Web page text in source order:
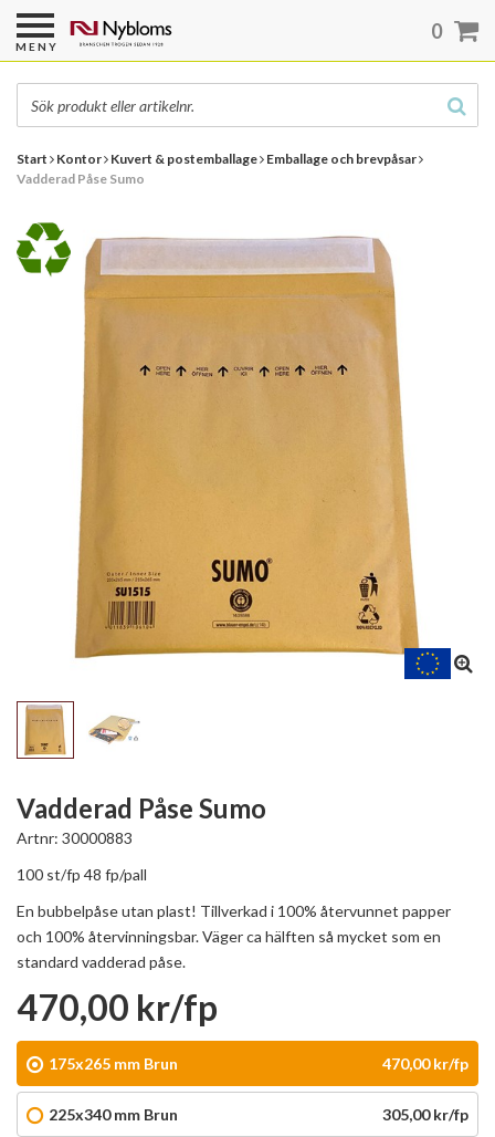
Start Kontor Kuvert & postemballage Emballage och brevpåsar
Vadderad Påse Sumo
Vadderad Påse Sumo
Artnr: 30000883
100 st/fp 48 fp/pall
En bubbelpåse utan plast! Tillverkad i 100% återvunnet papper
och 100% återvinningsbar. Väger ca hälften så mycket som en
standard vadderad påse.
470,00 kr/fp
175x265 mm Brun 470,00 kr/fp
225x340 mm Brun 305,00 kr/fp
MENY
0